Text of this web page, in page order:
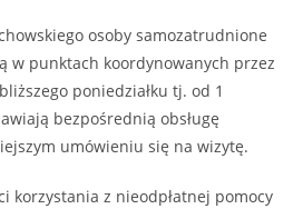
osoby samozatrudnione
w punktach koordynowanych przez
poniedziałku tj. od 1
bezpośrednią obsługę
umówieniu się na wizytę.
korzystania z nieodpłatnej pomocy